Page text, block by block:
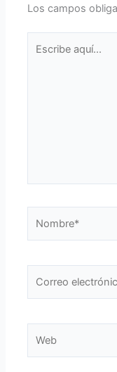
Los campos
aquí...
electrónico*